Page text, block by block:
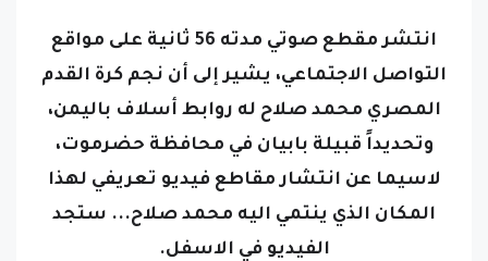
انتشر مقطع صوتي مدته 56 ثانية على مواقع
التواصل الاجتماعي، يشير إلى أن نجم كرة القدم
المصري محمد صلاح له روابط أسلاف باليمن،
وتحديداً قبيلة بابيان في محافظة حضرموت،
لاسيما عن انتشار مقاطع فيديو تعريفي لهذا
المكان الذي ينتمي اليه محمد صلاح... ستجد
الفيديو في الاسفل.